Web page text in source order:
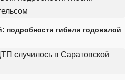
подробности гибели годовалой